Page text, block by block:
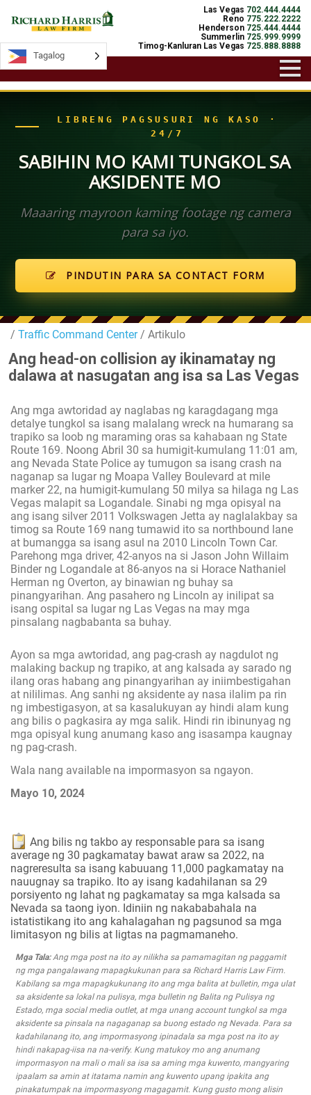
Las Vegas 702.444.4444
Reno 775.222.2222
Henderson 725.444.4444
Summerlin 725.999.9999
Timog-Kanluran Las Vegas 725.888.8888
LIBRENG PAGSUSURI NG KASO ·
24/7
SABIHIN MO KAMI TUNGKOL SA
AKSIDENTE MO
Maaaring mayroon kaming footage ng camera
para sa iyo.
PINDUTIN PARA SA CONTACT FORM
/ Traffic Command Center/ Artikulo
Ang head-on collision ay ikinamatay ng
dalawa at nasugatan ang isa sa Las Vegas
Ang mga awtoridad ay naglabas ng karagdagang mga
detalye tungkol sa isang malalang wreck na humarang sa
trapiko sa loob ng maraming oras sa kahabaan ng State
Route 169. Noong Abril 30 sa humigit-kumulang 11:01 am,
ang Nevada State Police ay tumugon sa isang crash na
naganap sa lugar ng Moapa Valley Boulevard at mile
marker 22, na humigit-kumulang 50 milya sa hilaga ng Las
Vegas malapit sa Logandale. Sinabi ng mga opisyal na
ang isang silver 2011 Volkswagen Jetta ay naglalakbay sa
timog sa Route 169 nang tumawid ito sa northbound lane
at bumangga sa isang asul na 2010 Lincoln Town Car.
Parehong mga driver, 42-anyos na si Jason John Willaim
Binder ng Logandale at 86-anyos na si Horace Nathaniel
Herman ng Overton, ay binawian ng buhay sa
pinangyarihan. Ang pasahero ng Lincoln ay inilipat sa
isang ospital sa lugar ng Las Vegas na may mga
pinsalang nagbabanta sa buhay.
Ayon sa mga awtoridad, ang pag-crash ay nagdulot ng
malaking backup ng trapiko, at ang kalsada ay sarado ng
ilang oras habang ang pinangyarihan ay iniimbestigahan
at nililimas. Ang sanhi ng aksidente ay nasa ilalim pa rin
ng imbestigasyon, at sa kasalukuyan ay hindi alam kung
ang bilis o pagkasira ay mga salik. Hindi rin ibinunyag ng
mga opisyal kung anumang kaso ang isasampa kaugnay
ng pag-crash.
Wala nang available na impormasyon sa ngayon.
Mayo 10, 2024
Ang bilis ng takbo ay responsable para sa isang
average ng 30 pagkamatay bawat araw sa 2022, na
nagreresulta sa isang kabuuang 11,000 pagkamatay na
nauugnay sa trapiko. Ito ay isang kadahilanan sa 29
porsiyento ng lahat ng pagkamatay sa mga kalsada sa
Nevada sa taong iyon. Idiniin ng nakababahala na
istatistikang ito ang kahalagahan ng pagsunod sa mga
limitasyon ng bilis at ligtas na pagmamaneho.
Mga Tala:Ang mga post na ito ay nilikha sa pamamagitan ng paggamit
ng mga pangalawang mapagkukunan para sa Richard Harris Law Firm.
Kabilang sa mga mapagkukunang ito ang mga balita at bulletin, mga ulat
sa aksidente sa lokal na pulisya, mga bulletin ng Balita ng Pulisya ng
Estado, mga social media outlet, at mga unang account tungkol sa mga
aksidente sa pinsala na nagaganap sa buong estado ng Nevada. Para sa
kadahilanang ito, ang impormasyong ipinadala sa mga post na ito ay
hindi nakapag-iisa na na-verify. Kung matukoy mo ang anumang
impormasyon na mali o mali sa isa sa aming mga kuwento, mangyaring
ipaalam sa amin at itatama namin ang kuwento upang ipakita ang
pinakatumpak na impormasyong magagamit. Kung gusto mong alisin
Tagalog
Tagalog